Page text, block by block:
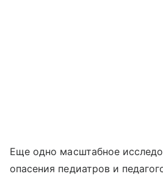
Еще одно масштабное
опасения педиатров и